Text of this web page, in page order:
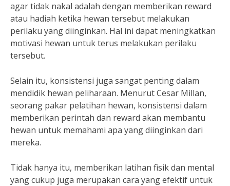
agar tidak nakal adalah dengan memberikan reward
atau hadiah ketika hewan tersebut melakukan
perilaku yang diinginkan. Hal ini dapat meningkatkan
motivasi hewan untuk terus melakukan perilaku
tersebut.
Selain itu, konsistensi juga sangat penting dalam
mendidik hewan peliharaan. Menurut Cesar Millan,
seorang pakar pelatihan hewan, konsistensi dalam
memberikan perintah dan reward akan membantu
hewan untuk memahami apa yang diinginkan dari
mereka.
Tidak hanya itu, memberikan latihan fisik dan mental
yang cukup juga merupakan cara yang efektif untuk